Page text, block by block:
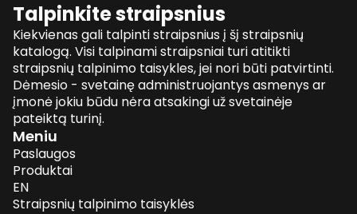
Talpinkite straipsnius
Kiekvienas gali talpinti straipsnius į šį straipsnių
katalogą. Visi talpinami straipsniai turi atitikti
straipsnių talpinimo taisykles, jei nori būti patvirtinti.
Dėmesio - svetainę administruojantys asmenys ar
įmonė jokiu būdu nėra atsakingi už svetainėje
pateiktą turinį.
Meniu
Paslaugos
Produktai
EN
Straipsnių talpinimo taisyklės